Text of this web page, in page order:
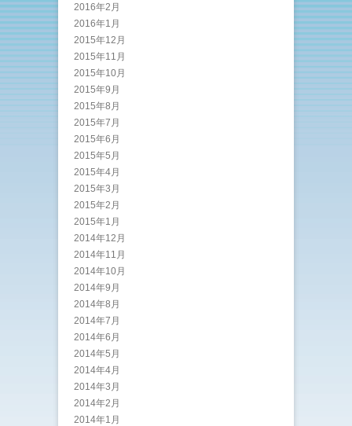
2016年2月
2016年1月
2015年12月
2015年11月
2015年10月
2015年9月
2015年8月
2015年7月
2015年6月
2015年5月
2015年4月
2015年3月
2015年2月
2015年1月
2014年12月
2014年11月
2014年10月
2014年9月
2014年8月
2014年7月
2014年6月
2014年5月
2014年4月
2014年3月
2014年2月
2014年1月